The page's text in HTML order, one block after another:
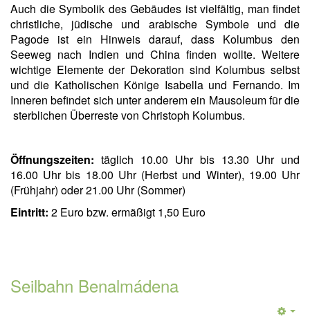
Auch die Symbolik des Gebäudes ist vielfältig, man findet
christliche, jüdische und arabische Symbole und die
Pagode ist ein Hinweis darauf, dass Kolumbus den
Seeweg nach Indien und China finden wollte. Weitere
wichtige Elemente der Dekoration sind Kolumbus selbst
und die Katholischen Könige Isabella und Fernando. Im
Inneren befindet sich unter anderem ein Mausoleum für die
sterblichen Überreste von Christoph Kolumbus.
Öffnungszeiten: täglich 10.00 Uhr bis 13.30 Uhr und
16.00 Uhr bis 18.00 Uhr (Herbst und Winter), 19.00 Uhr
(Frühjahr) oder 21.00 Uhr (Sommer)
Eintritt: 2 Euro bzw. ermäßigt 1,50 Euro
Seilbahn Benalmádena